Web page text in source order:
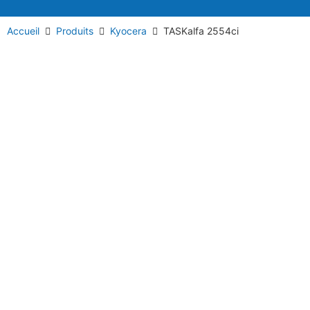
Accueil Produits Kyocera TASKalfa 2554ci